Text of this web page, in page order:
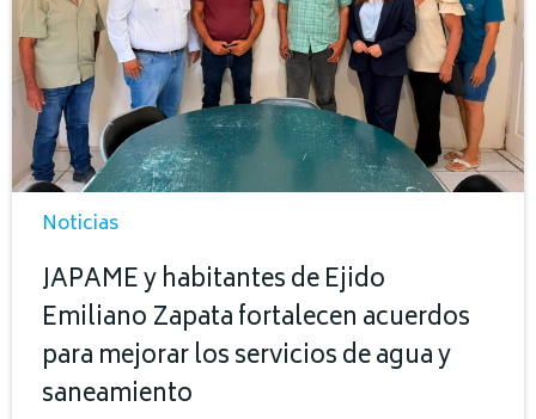
Noticias
JAPAME y habitantes de Ejido
Emiliano Zapata fortalecen acuerdos
para mejorar los servicios de agua y
saneamiento